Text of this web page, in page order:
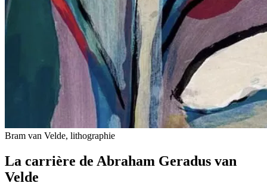
Bram van Velde, lithographie
La carrière de Abraham Geradus van
Velde